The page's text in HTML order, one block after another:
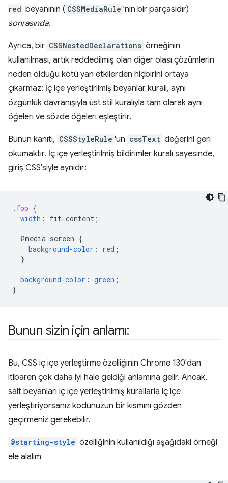
red beyanının ( CSSMediaRule 'nin bir parçasıdır)
sonrasında.
Ayrıca, bir CSSNestedDeclarations örneğinin
kullanılması, artık reddedilmiş olan diğer olası çözümlerin
neden olduğu kötü yan etkilerden hiçbirini ortaya
çıkarmaz: İç içe yerleştirilmiş beyanlar kuralı, aynı
özgünlük davranışıyla üst stil kuralıyla tam olarak aynı
öğeleri ve sözde öğeleri eşleştirir.
Bunun kanıtı, CSSStyleRule 'un cssText değerini geri
okumaktır. İç içe yerleştirilmiş bildirimler kuralı sayesinde,
giriş CSS'siyle aynıdır:
. foo {
width : fit-content ;
@media screen {
background-color : red ;
}
background-color : green ;
}
Bunun sizin için anlamı:
Bu, CSS iç içe yerleştirme özelliğinin Chrome 130'dan
itibaren çok daha iyi hale geldiği anlamına gelir. Ancak,
salt beyanları iç içe yerleştirilmiş kurallarla iç içe
yerleştiriyorsanız kodunuzun bir kısmını gözden
geçirmeniz gerekebilir.
@starting-style özelliğinin kullanıldığı aşağıdaki örneği
ele alalım